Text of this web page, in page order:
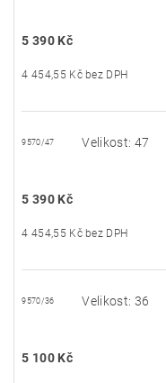
5 390 Kč
4 454,55 Kč bez DPH
9570/47 Velikost: 47
5 390 Kč
4 454,55 Kč bez DPH
9570/36 Velikost: 36
5 100 Kč